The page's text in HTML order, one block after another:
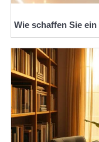
Wie schaffen Sie